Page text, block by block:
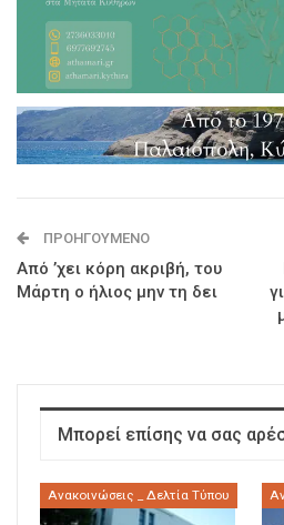
ΠΡΟΗΓΟΎΜΕΝΟ
Από ’χει κόρη ακριβή, του
Μάρτη ο ήλιος μην τη δει
Μπορεί επίσης να σας
Ανακοινώσεις _ Δελτία Τύπου